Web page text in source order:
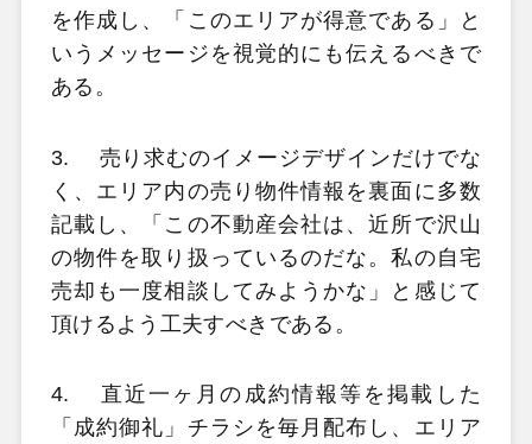
を作成し、「このエリアが得意である」と
いうメッセージを視覚的にも伝えるべきで
ある。
3.
売り求むのイメージデザインだけでな
く、エリア内の売り物件情報を裏面に多数
記載し、「この不動産会社は、近所で沢山
の物件を取り扱っているのだな。私の自宅
売却も一度相談してみようかな」と感じて
頂けるよう工夫すべきである。
4.
直近一ヶ月の成約情報等を掲載した
「成約御礼」チラシを毎月配布し、エリア